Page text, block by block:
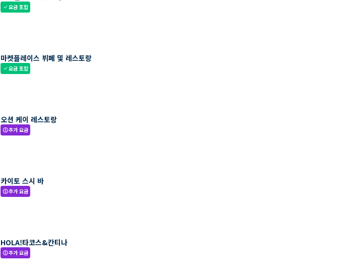
check요금 포함
마켓플레이스 뷔페 및 레스토랑
check요금 포함
오션 케이 레스토랑
paid추가 요금
카이토 스시 바
paid추가 요금
HOLA!타코스&칸티나
paid추가 요금